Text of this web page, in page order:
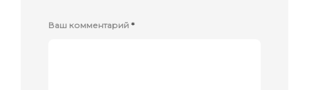
Ваш комментарий *